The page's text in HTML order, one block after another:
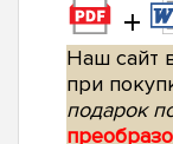
+
Наш сайт
при
подарок